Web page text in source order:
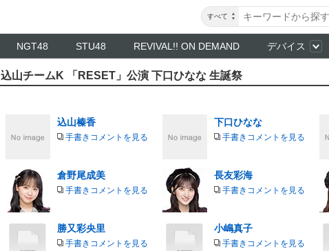
すべて
NGT48 STU48 REVIVAL!! ON DEMAND デバイス
山チームK 「RESET」公演 下口ひなな 生誕祭
込山榛香
手書きコメントを見る
下口ひなな
手書きコメントを見る
倉野尾成美
手書きコメントを見る
長友彩海
手書きコメントを見る
勝又彩央里
手書きコメントを見る
小嶋真子
手書きコメントを見る